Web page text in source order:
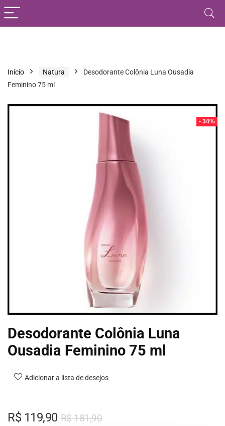
Início Natura
Desodorante Colônia Luna Ousadia
Feminino 75 ml
- 34%
Desodorante Colônia Luna
Ousadia Feminino 75 ml
Adicionar a lista de desejos
R$181,90
R$119,90